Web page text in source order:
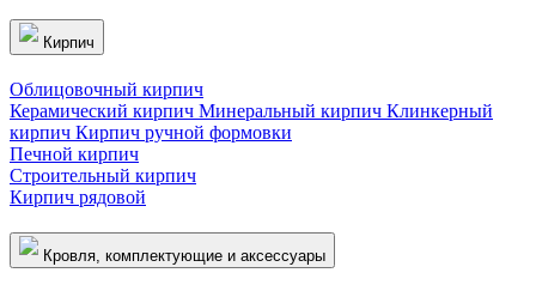
Кирпич
Облицовочный кирпич
Керамический кирпич Минеральный кирпич Клинкерный
кирпич Кирпич ручной формовки
Печной кирпич
Строительный кирпич
Кирпич рядовой
Кровля, комплектующие и аксессуары